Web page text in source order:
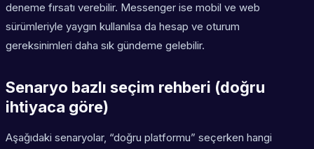
deneme fırsatı verebilir. Messenger ise mobil ve web
sürümleriyle yaygın kullanılsa da hesap ve oturum
gereksinimleri daha sık gündeme gelebilir.
Senaryo bazlı seçim rehberi (doğru
ihtiyaca göre)
Aşağıdaki senaryolar, “doğru platformu” seçerken hangi